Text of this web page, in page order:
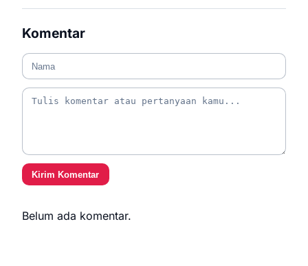
Komentar
Kirim Komentar
Belum ada komentar.